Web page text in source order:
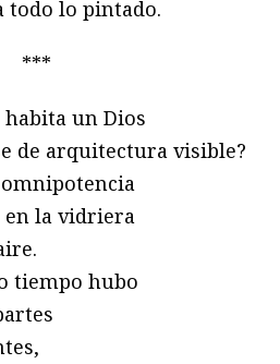
todo lo pintado.
***
habita un Dios
de arquitectura visible?
en la vidriera
tiempo hubo